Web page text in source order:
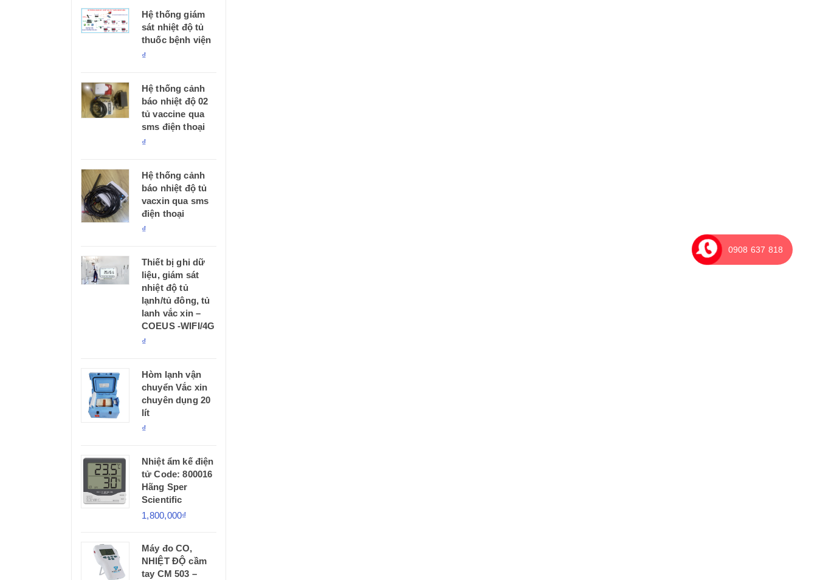
Hệ thống giám
sát nhiệt độ tủ
thuốc bệnh viện
₫
Hệ thống cảnh
báo nhiệt độ 02
tủ vaccine qua
sms điện thoại
₫
Hệ thống cảnh
báo nhiệt độ tủ
vacxin qua sms
điện thoại
₫
Thiết bị ghi dữ
liệu, giám sát
nhiệt độ tủ
lạnh/tủ đông, tủ
lanh vắc xin –
COEUS -WIFI/4G
₫
Hòm lạnh vận
chuyển Vắc xin
chuyên dụng 20
lít
₫
Nhiệt ẩm kế điện
tử Code: 800016
Hãng Sper
Scientific
1,800,000₫
Máy đo CO,
NHIỆT ĐỘ cầm
tay CM 503 –
0908 637 818